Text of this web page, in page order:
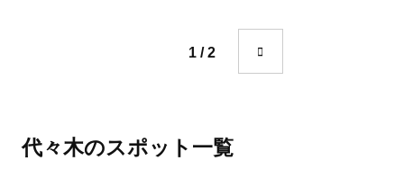
1 / 2
代々木のスポット一覧